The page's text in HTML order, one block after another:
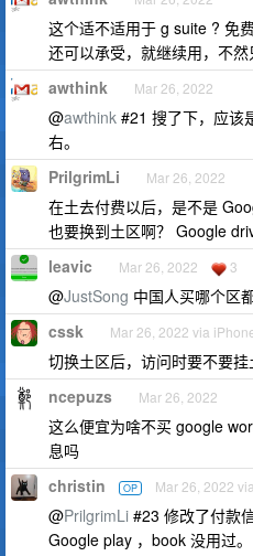
这个适不适用于 g suite ? 免
还可以承受，就继续用，不
awthink Mar 26, 2022
@awthink #21 搜了下，应该
右。
PrilgrimLi Mar 26, 2022
在土去付费以后，是不是
也要换到土区啊？ Google
leavic Mar 26, 2022 3
@JustSong 中国人买哪个区
cssk Mar 26, 2022 via
切换土区后，访问时要不要挂
ncepuzs Mar 26, 2022
这么便宜为啥不买 google
息吗
christin OP Mar 26, 2022
@PrilgrimLi #23 修改了付款
Google play ，book 没用过。